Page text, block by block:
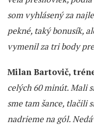
som vyhlásený za
pekné, taký bonusík,
vymenil za tri body
Milan Bartovič,
celých 60 minút. Mali
sme tam šance, tlačili
nadrieme na gól.